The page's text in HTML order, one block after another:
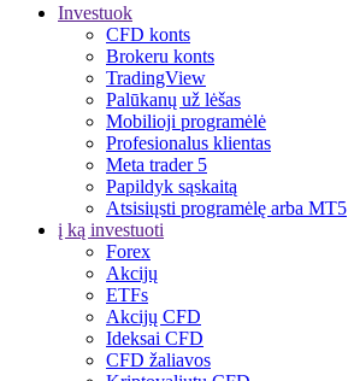
Investuok
CFD konts
Brokeru konts
TradingView
Palūkanų už lėšas
Mobilioji programėlė
Profesionalus klientas
Meta trader 5
Papildyk sąskaitą
Atsisiųsti programėlę arba MT5
į ką investuoti
Forex
Akcijų
ETFs
Akcijų CFD
Ideksai CFD
CFD žaliavos